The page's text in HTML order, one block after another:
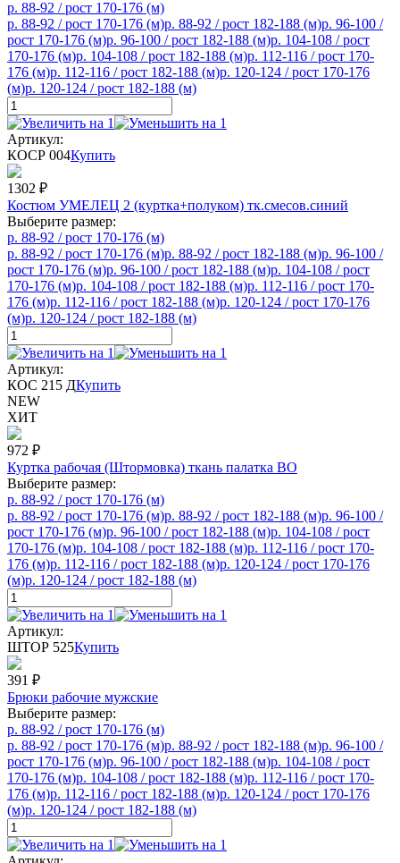
р. 88-92 / рост 170-176 (м)
р. 88-92 / рост 170-176 (м)р. 88-92 / рост 182-188 (м)р. 96-100 /
рост 170-176 (м)р. 96-100 / рост 182-188 (м)р. 104-108 / рост
170-176 (м)р. 104-108 / рост 182-188 (м)р. 112-116 / рост 170-
176 (м)р. 112-116 / рост 182-188 (м)р. 120-124 / рост 170-176
(м)р. 120-124 / рост 182-188 (м)
Артикул:
КОСР 004Купить
1302 ₽
Костюм УМЕЛЕЦ 2 (куртка+полуком) тк.смесов.синий
Выберите размер:
р. 88-92 / рост 170-176 (м)
р. 88-92 / рост 170-176 (м)р. 88-92 / рост 182-188 (м)р. 96-100 /
рост 170-176 (м)р. 96-100 / рост 182-188 (м)р. 104-108 / рост
170-176 (м)р. 104-108 / рост 182-188 (м)р. 112-116 / рост 170-
176 (м)р. 112-116 / рост 182-188 (м)р. 120-124 / рост 170-176
(м)р. 120-124 / рост 182-188 (м)
Артикул:
КОС 215 ДКупить
NEW
ХИТ
972 ₽
Куртка рабочая (Штормовка) ткань палатка ВО
Выберите размер:
р. 88-92 / рост 170-176 (м)
р. 88-92 / рост 170-176 (м)р. 88-92 / рост 182-188 (м)р. 96-100 /
рост 170-176 (м)р. 96-100 / рост 182-188 (м)р. 104-108 / рост
170-176 (м)р. 104-108 / рост 182-188 (м)р. 112-116 / рост 170-
176 (м)р. 112-116 / рост 182-188 (м)р. 120-124 / рост 170-176
(м)р. 120-124 / рост 182-188 (м)
Артикул:
ШТОР 525Купить
391 ₽
Брюки рабочие мужские
Выберите размер:
р. 88-92 / рост 170-176 (м)
р. 88-92 / рост 170-176 (м)р. 88-92 / рост 182-188 (м)р. 96-100 /
рост 170-176 (м)р. 96-100 / рост 182-188 (м)р. 104-108 / рост
170-176 (м)р. 104-108 / рост 182-188 (м)р. 112-116 / рост 170-
176 (м)р. 112-116 / рост 182-188 (м)р. 120-124 / рост 170-176
(м)р. 120-124 / рост 182-188 (м)